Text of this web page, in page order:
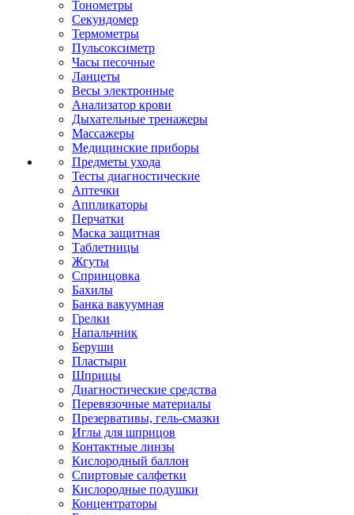
Тонометры
Секундомер
Термометры
Пульсоксиметр
Часы песочные
Ланцеты
Весы электронные
Анализатор крови
Дыхательные тренажеры
Массажеры
Медицинские приборы
Предметы ухода
Тесты диагностические
Аптечки
Аппликаторы
Перчатки
Маска защитная
Таблетницы
Жгуты
Спринцовка
Бахилы
Банка вакуумная
Грелки
Напальчник
Беруши
Пластыри
Шприцы
Диагностические средства
Перевязочные материалы
Презервативы, гель-смазки
Иглы для шприцов
Контактные линзы
Кислородный баллон
Спиртовые салфетки
Кислородные подушки
Концентраторы